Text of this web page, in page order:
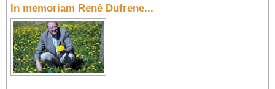
In memoriam René Dufrene...